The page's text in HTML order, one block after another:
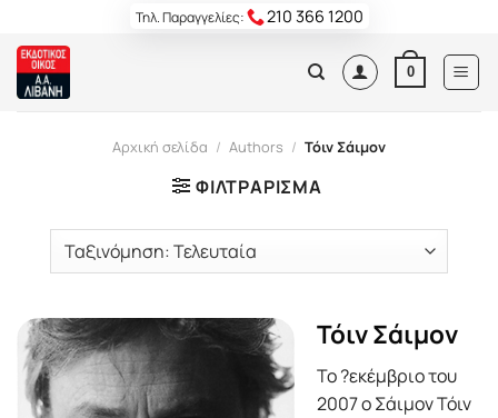
content
Τηλ. Παραγγελίες: 210 366 1200
0
Αρχική σελίδα / Authors / Τόιν Σάιμον
ΦΙΛΤΡΆΡΙΣΜΑ
Τόιν Σάιμον
Το ?εκέµβριο του
2007 ο Σάιµον Τόιν